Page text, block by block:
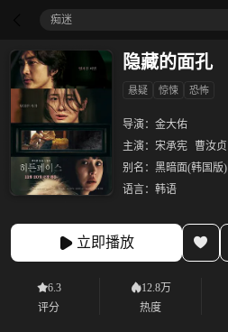
痴迷
隐藏的面孔
悬疑 惊悚 恐怖
导演： 金大佑
主演： 宋承宪 曹汝贞
别名： 黑暗面(韩国版)
语言： 韩语
立即播放
6.3
评分
12.8万
热度